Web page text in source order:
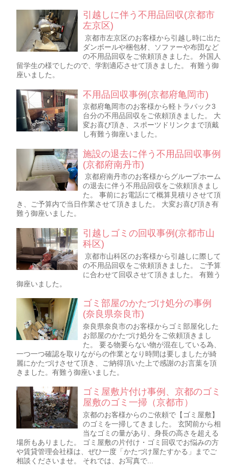
引越しに伴う不用品回収(京都市
左京区)
京都市左京区のお客様から引越し時に出た
ダンボールや梱包材、ソファーや布団など
の不用品回収をご依頼頂きました。 外国人
留学生の様でしたので、学割適応させて頂きました。 有難う御
座いました。
不用品回収事例(京都府亀岡市)
京都府亀岡市のお客様から軽トラパック3
台分の不用品回収をご依頼頂きました。 大
変お喜び頂き、スポーツドリンクまで頂戴
し有難う御座いました。
施設の退去に伴う不用品回収事例
(京都府南丹市)
京都府南丹市のお客様からグループホーム
の退去に伴う不用品回収をご依頼頂きまし
た。 事前にお電話にて概算見積りさせて頂
き、ご予算内で当日作業させて頂きました。 大変お喜び頂き有
難う御座いました。
引越しゴミの回収事例(京都市山
科区)
京都市山科区のお客様から引越しに際して
の不用品回収をご依頼頂きました。 ご予算
に合わせて回収させて頂きました。 有難う
御座いました。
ゴミ部屋のかたづけ処分の事例
(奈良県奈良市)
奈良県奈良市のお客様からゴミ部屋化した
お部屋のかたづけ処分をご依頼頂きまし
た。 要る物要らない物が混在している為、
一つ一つ確認を取りながらの作業となり時間は要しましたが綺
麗にかたづけさせて頂き、ご納得頂いた上で感謝のお言葉を頂
きました。有難う御座いました。
ゴミ屋敷片付け事例、京都のゴミ
屋敷のゴミ一掃（京都市）
京都のお客様からのご依頼で【ゴミ屋敷】
のゴミを一掃してきました。 玄関前から相
当なゴミの量があり、身長の高さを超える
場所もありました。 ゴミ屋敷の片付け・ゴミ回収でお悩みの方
や賃貸管理会社様は、ぜひ一度「かたづけ屋たすかる」までご
相談くださいませ。 それでは、お写真で...